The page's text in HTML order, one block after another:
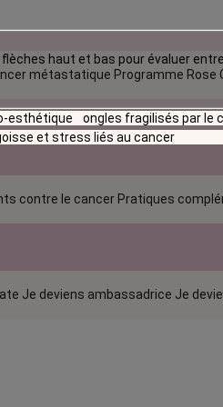
métastatique Programme Rose
contre le cancer Pratiques
Je deviens ambassadrice Je
haut et bas pour évaluer
esthétique ongles fragilisés par le
et stress liés au cancer